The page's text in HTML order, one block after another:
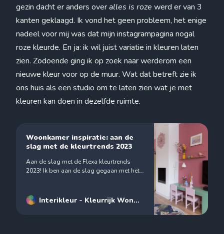
gezin dacht er anders overalles is rozewerd er van 3
kanten geklaagd. Ik vond het geen probleem, het enige
nadeel voor mij was dat mijn instagrampagina nogal
roze kleurde. En ja: ik wil juist variatie in kleuren laten
zien. Zodoende ging ik op zoek naar werderom een
nieuwe kleur voor op de muur. Wat dat betreft zie ik
ons huis als een studio om te laten zien wat je met
kleuren kan doen in dezelfde ruimte.
Woonkamer inspiratie: aan de
slag met de kleurtrends 2023
Aan de slag met de Flexa kleurtrends
2023! Ik ben aan de slag gegaan met het
Interikleur - Kleurrijk Wonen